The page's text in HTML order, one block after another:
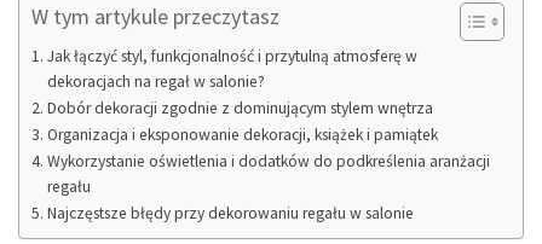
W tym artykule przeczytasz
Jak łączyć styl, funkcjonalność i przytulną atmosferę w
dekoracjach na regał w salonie?
Dobór dekoracji zgodnie z dominującym stylem wnętrza
Organizacja i eksponowanie dekoracji, książek i pamiątek
Wykorzystanie oświetlenia i dodatków do podkreślenia aranżacji
regału
Najczęstsze błędy przy dekorowaniu regału w salonie